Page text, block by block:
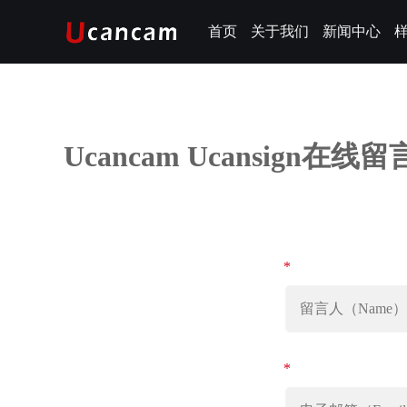
首页 关于我们 新闻中心
Ucancam Ucansign在线留
*
*